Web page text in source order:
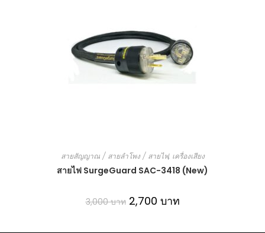
สายสัญญาณ / สายลำโพง / สายไฟ, เครื่องเสียง
สายไฟ SurgeGuard SAC-3418 (New)
3,000บาท 2,700 บาท